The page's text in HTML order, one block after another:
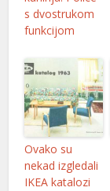
s dvostrukom
funkcijom
Ovako su
nekad izgledali
IKEA katalozi